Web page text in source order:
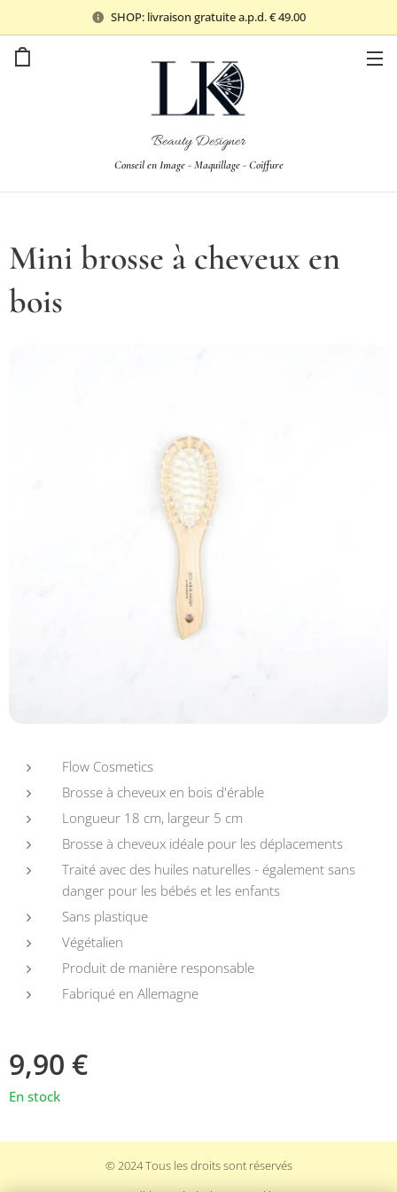
SHOP: livraison gratuite a.p.d. € 49.00
Beauty Designer
Conseil en Image - Maquillage - Coiffure
Mini brosse à cheveux en
bois
Flow Cosmetics
Brosse à cheveux en bois d'érable
Longueur 18 cm, largeur 5 cm
Brosse à cheveux idéale pour les déplacements
Traité avec des huiles naturelles - également sans
danger pour les bébés et les enfants
Sans plastique
Végétalien
Produit de manière responsable
Fabriqué en Allemagne
9,90 €
En stock
© 2024 Tous les droits sont réservés